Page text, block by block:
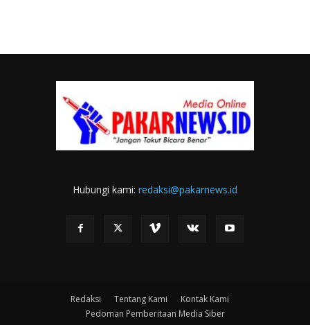
Hubungi kami: redaksi@pakarnews.id
Redaksi Tentang Kami
Kontak Kami
Pedoman Pemberitaan Media Siber